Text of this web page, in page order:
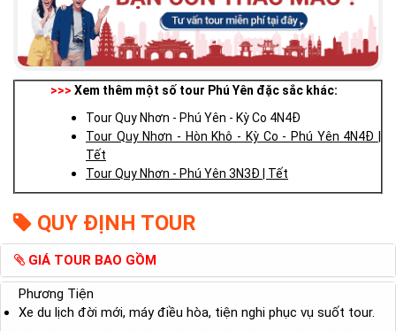
>>> Xem thêm một số tour Phú Yên đặc sắc khác:
Tour Quy Nhơn - Phú Yên - Kỳ Co 4N4Đ
Tour Quy Nhơn - Hòn Khô - Kỳ Co - Phú Yên 4N4Đ |
Tết
Tour Quy Nhơn - Phú Yên 3N3Đ | Tết
QUY ĐỊNH TOUR
GIÁ TOUR BAO GỒM
Phương Tiện
Xe du lịch đời mới, máy điều hòa, tiện nghi phục vụ suốt tour.